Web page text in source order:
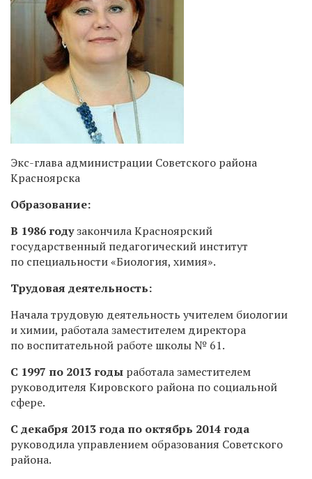
Экс-глава администрации Советского района
Красноярска
Образование:
В 1986 годузакончила Красноярский
государственный педагогический институт
по специальности «Биология, химия».
Трудовая деятельность:
Начала трудовую деятельность учителем биологии
и химии, работала заместителем директора
по воспитательной работе школы № 61.
С 1997 по 2013 годы работала заместителем
руководителя Кировского района по социальной
сфере.
С декабря 2013 года по октябрь 2014 года
руководила управлением образования Советского
района.